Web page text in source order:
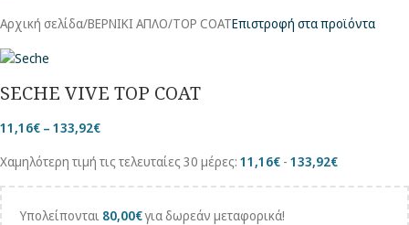
Αρχική σελίδα/ΒΕΡΝΙΚΙ ΑΠΛΟ/TOP COATΕπιστροφή στα προϊόντα
SECHE VIVE TOP COAT
11,16€ – 133,92€
Χαμηλότερη τιμή τις τελευταίες 30 μέρες: 11,16€ - 133,92€
Υπολείπονται 80,00€για δωρεάν μεταφορικά!